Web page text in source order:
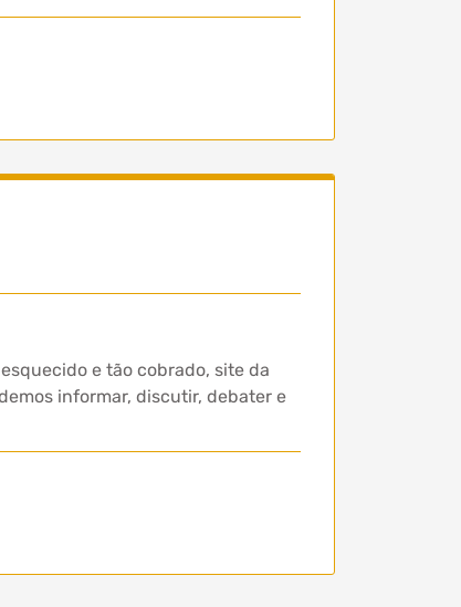
e tão cobrado, site da
informar, discutir, debater e